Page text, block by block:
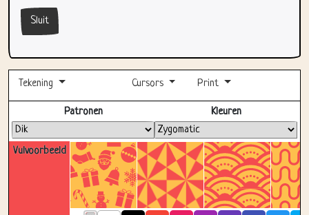
Sluit
Tekening Cursors Print
Volledig scherm
Vulvoorbeeld
Patronen Kleuren